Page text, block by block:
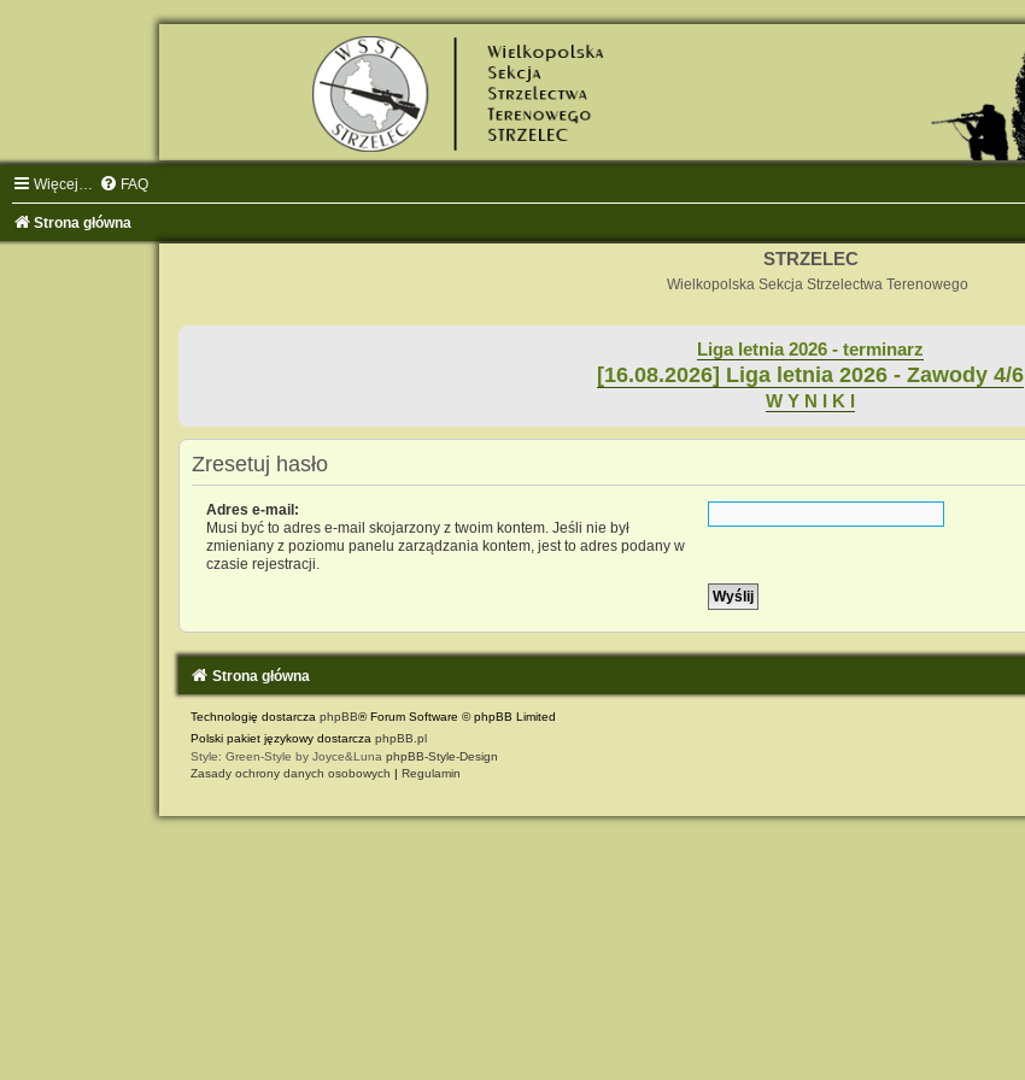
Więcej… FAQ
Strona główna
STRZELEC
Wielkopolska Sekcja Strzelectwa Terenowego
Liga letnia 2026 - terminarz
[16.08.2026] Liga letnia 2026 - Zawody 4/6
W Y N I K I
Zresetuj hasło
Adres e-mail:
Musi być to adres e-mail skojarzony z twoim kontem. Jeśli nie był
zmieniany z poziomu panelu zarządzania kontem, jest to adres podany w
czasie rejestracji.
Strona główna
Technologię dostarcza phpBB® Forum Software © phpBB Limited
Polski pakiet językowy dostarcza phpBB.pl
Style: Green-Style by Joyce&Luna phpBB-Style-Design
Zasady ochrony danych osobowych | Regulamin